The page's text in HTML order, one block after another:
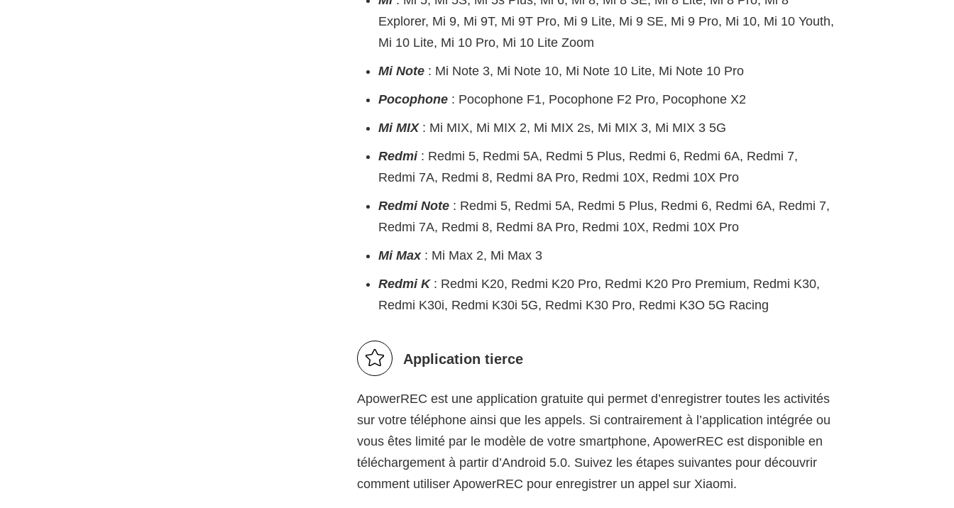
Explorer, Mi 9, Mi 9T, Mi 9T Pro, Mi 9 Lite, Mi 9 SE, Mi 9 Pro, Mi 10, Mi 10 Youth,
Mi 10 Lite, Mi 10 Pro, Mi 10 Lite Zoom
Mi Note: Mi Note 3, Mi Note 10, Mi Note 10 Lite, Mi Note 10 Pro
Pocophone: Pocophone F1, Pocophone F2 Pro, Pocophone X2
Mi MIX: Mi MIX, Mi MIX 2, Mi MIX 2s, Mi MIX 3, Mi MIX 3 5G
Redmi: Redmi 5, Redmi 5A, Redmi 5 Plus, Redmi 6, Redmi 6A, Redmi 7,
Redmi 7A, Redmi 8, Redmi 8A Pro, Redmi 10X, Redmi 10X Pro
Redmi Note: Redmi 5, Redmi 5A, Redmi 5 Plus, Redmi 6, Redmi 6A, Redmi 7,
Redmi 7A, Redmi 8, Redmi 8A Pro, Redmi 10X, Redmi 10X Pro
Mi Max: Mi Max 2, Mi Max 3
Redmi K: Redmi K20, Redmi K20 Pro, Redmi K20 Pro Premium, Redmi K30,
Redmi K30i, Redmi K30i 5G, Redmi K30 Pro, Redmi K3O 5G Racing
Application tierce
ApowerREC est une application gratuite qui permet d’enregistrer toutes les activités
sur votre téléphone ainsi que les appels. Si contrairement à l’application intégrée ou
vous êtes limité par le modèle de votre smartphone, ApowerREC est disponible en
téléchargement à partir d’Android 5.0. Suivez les étapes suivantes pour découvrir
comment utiliser ApowerREC pour enregistrer un appel sur Xiaomi.